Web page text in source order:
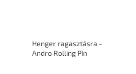
Henger ragasztásra -
Andro Rolling Pin